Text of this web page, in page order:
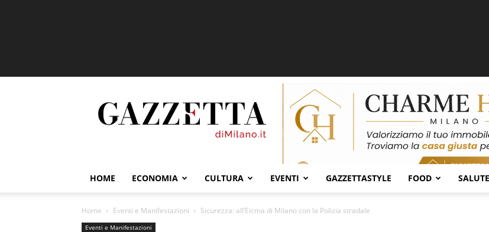
HOME ECONOMIA CULTURA EVENTI GAZZETTASTYLE FOOD
Home Eventi e Manifestazioni Sicurezza: all’Eicma di Milano con la Polizia stradale
Eventi e Manifestazioni